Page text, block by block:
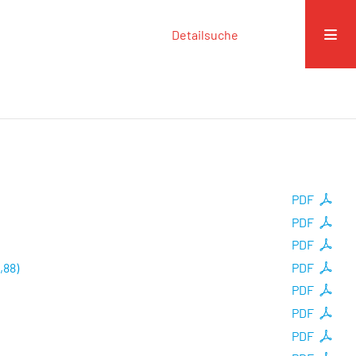
Detailsuche
PDF
PDF
PDF
PDF
PDF
PDF
PDF